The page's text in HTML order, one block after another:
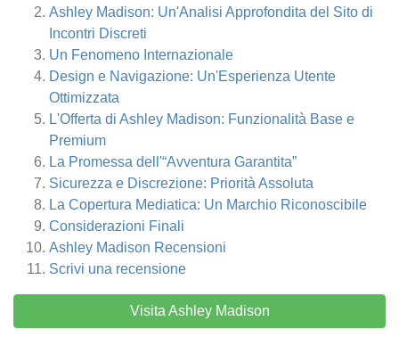
Ashley Madison: Un'Analisi Approfondita del Sito di
Incontri Discreti
Un Fenomeno Internazionale
Design e Navigazione: Un'Esperienza Utente
Ottimizzata
L'Offerta di Ashley Madison: Funzionalità Base e
Premium
La Promessa dell'“Avventura Garantita”
Sicurezza e Discrezione: Priorità Assoluta
La Copertura Mediatica: Un Marchio Riconoscibile
Considerazioni Finali
Ashley Madison Recensioni
Scrivi una recensione
Visita Ashley Madison